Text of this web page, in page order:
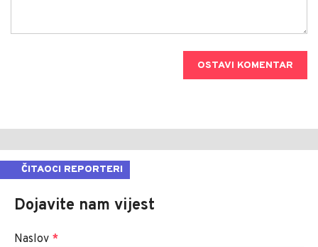
OSTAVI KOMENTAR
ČITAOCI REPORTERI
Dojavite nam vijest
Naslov *